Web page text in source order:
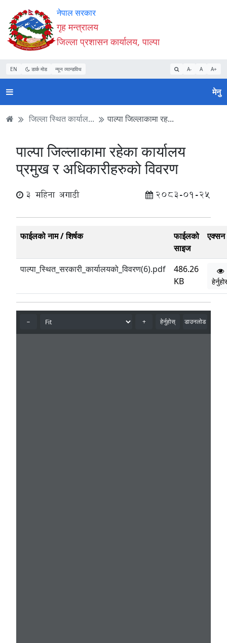
Accessibility
Mode
सुरु
गर्नुहोस्
सामाग्री
पढ्नुहाेस्
नेभिगेसन
पढ्नुहाेस्
वेबसाइट
खोजमा
जानुहोस्
नेपाल सरकार
गृह मन्त्रालय
जिल्ला प्रशासन कार्यालय, पाल्पा
EN डार्क मोड न्यून व्यान्डविथ A- A A+
मेनु
जिल्ला स्थित कार्याल... पाल्पा जिल्लाकामा रह...
पाल्पा जिल्लाकामा रहेका कार्यालय
प्रमुख र अधिकारीहरुको विवरण
3 महिना अगाडी 2083-01-25
फाईलको नाम / शिर्षक
फाईलको
साइज
एक्सन
पाल्पा_स्थित_सरकारी_कार्यालयको_विवरण(6).pdf
486.26
KB